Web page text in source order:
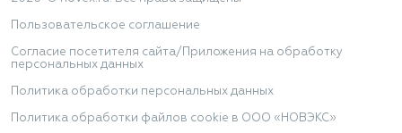
Пользовательское соглашение
Согласие посетителя сайта/Приложения на обработку
персональных данных
Политика обработки персональных данных
Политика обработки файлов cookie в ООО «НОВЭКС»